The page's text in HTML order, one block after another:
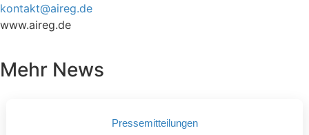
kontakt@aireg.de
www.aireg.de
Mehr News
Pressemitteilungen